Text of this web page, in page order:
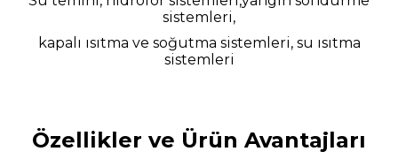
sistemleri,
kapalı ısıtma ve soğutma sistemleri, su ısıtma
sistemleri
Özellikler ve Ürün Avantajları